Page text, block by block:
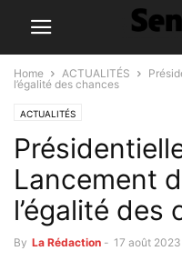
Home ACTUALITÉS
l’égalité des chances
ACTUALITÉS
Lancement
l’égalité des
By La Rédaction - 17 août 2023